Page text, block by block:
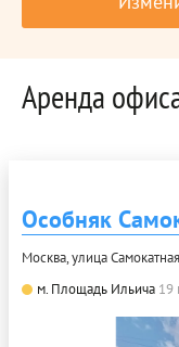
Аренда
Особняк
Москва, улица
м. Площадь Ильича 19